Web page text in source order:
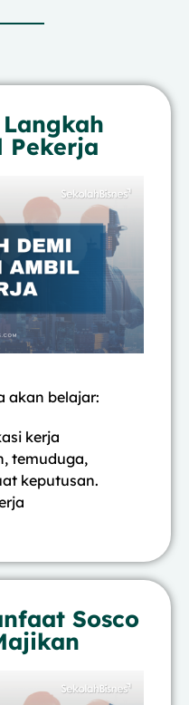
Pekerja
akan belajar:
kerja
temuduga,
keputusan.
Sosco